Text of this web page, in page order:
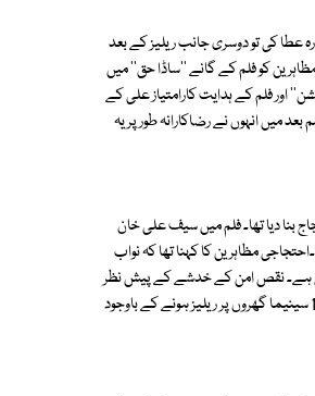
عطا کی تو دوسری جانب ریلیز کے بعد
کو فلم کے گانے ''ساڈا حق'' میں
اور فلم کے ہدایت کارامتیاز علی کے
میں انہوں نے رضاکارانہ طور پر یہ
بنا دیا تھا۔ فلم میں سیف علی خان
مظاہرین کا کہنا تھا کہ نواب
ہے۔ نقص امن کے خدشے کے پیش نظر
فلم ''آراکشن'' کی اتر پردیش،پنجاب اور آندھرا پردیش میں ریلیز پر پابندی عاید کردی گئی تھی۔ تاہم محض 1085 سینیما گھروں پر ریلیز ہونے کے باوجود